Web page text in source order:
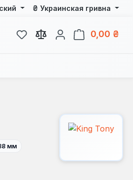
₴ Украинская гривна
У вас есть товары из
0,00 ₴
мм